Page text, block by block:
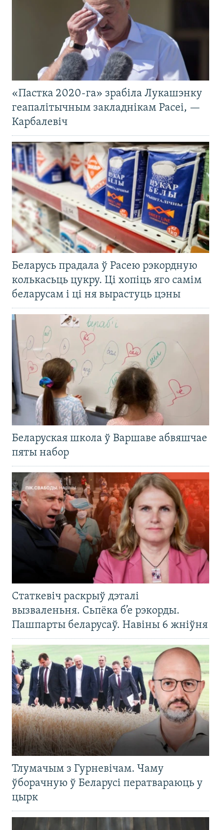
«Пастка 2020-га» зрабіла Лукашэнку
геапалітычным закладнікам Расеі, —
Карбалевіч
Беларусь прадала ў Расею рэкордную
колькасьць цукру. Ці хопіць яго самім
беларусам і ці ня вырастуць цэны
Беларуская школа ў Варшаве абвяшчае
пяты набор
Статкевіч раскрыў дэталі
вызваленьня. Сьпёка б’е рэкорды.
Пашпарты беларусаў. Навіны 6 жніўня
Тлумачым з Гурневічам. Чаму
ўборачную ў Беларусі ператвараюць у
цырк